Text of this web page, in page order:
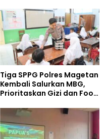
Tiga SPPG Polres Magetan
Kembali Salurkan MBG,
Prioritaskan Gizi dan Food